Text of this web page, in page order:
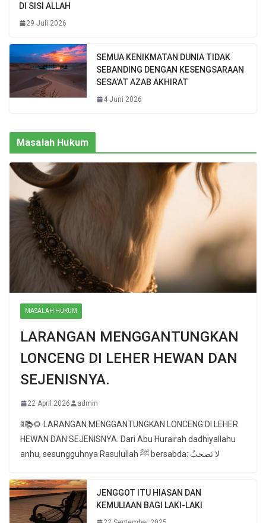
DI SISI ALLAH
29 Juli 2026
SEMUA KENIKMATAN DUNIA TIDAK
SEBANDING DENGAN KESENGSARAAN
SESA’AT AZAB AKHIRAT
4 Juni 2026
Masalah Hukum
MASALAH HUKUM
LARANGAN MENGGANTUNGKAN
LONCENG DI LEHER HEWAN DAN
SEJENISNYA.
22 April 2026 admin
🚦📚🌻 LARANGAN MENGGANTUNGKAN LONCENG DI LEHER
HEWAN DAN SEJENISNYA. Dari Abu Hurairah dadhiyallahu
anhu, sesungguhnya Rasulullah ﷺ bersabda: لا تَصحبُ
JENGGOT ITU HIASAN DAN
KEMULIAAN BAGI LAKI-LAKI